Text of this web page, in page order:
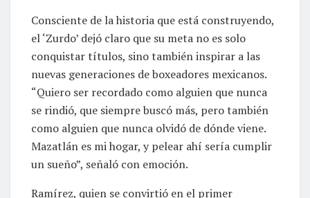
Consciente de la historia que está construyendo,
el ‘Zurdo’ dejó claro que su meta no es solo
conquistar títulos, sino también inspirar a las
nuevas generaciones de boxeadores mexicanos.
“Quiero ser recordado como alguien que nunca
se rindió, que siempre buscó más, pero también
como alguien que nunca olvidó de dónde viene.
Mazatlán es mi hogar, y pelear ahí sería cumplir
un sueño”, señaló con emoción.
Ramírez, quien se convirtió en el primer